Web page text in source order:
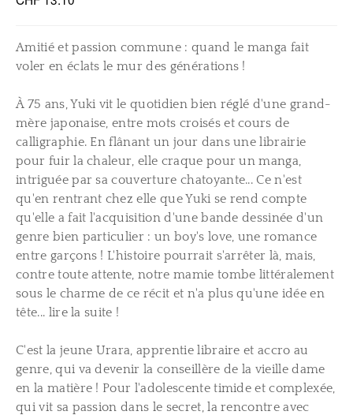
Amitié et passion commune : quand le manga fait
voler en éclats le mur des générations !
À 75 ans, Yuki vit le quotidien bien réglé d'une grand-
mère japonaise, entre mots croisés et cours de
calligraphie. En flânant un jour dans une librairie
pour fuir la chaleur, elle craque pour un manga,
intriguée par sa couverture chatoyante... Ce n'est
qu'en rentrant chez elle que Yuki se rend compte
qu'elle a fait l'acquisition d'une bande dessinée d'un
genre bien particulier : un boy's love, une romance
entre garçons ! L'histoire pourrait s'arrêter là, mais,
contre toute attente, notre mamie tombe littéralement
sous le charme de ce récit et n'a plus qu'une idée en
tête... lire la suite !
C'est la jeune Urara, apprentie libraire et accro au
genre, qui va devenir la conseillère de la vieille dame
en la matière ! Pour l'adolescente timide et complexée,
qui vit sa passion dans le secret, la rencontre avec